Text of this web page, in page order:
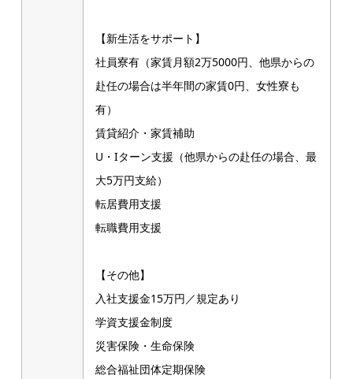
【新生活をサポート】
社員寮有（家賃月額2万5000円、他県からの
赴任の場合は半年間の家賃0円、女性寮も
有）
賃貸紹介・家賃補助
U・Iターン支援（他県からの赴任の場合、最
大5万円支給）
転居費用支援
転職費用支援
【その他】
入社支援金15万円／規定あり
学資支援金制度
災害保険・生命保険
総合福祉団体定期保険